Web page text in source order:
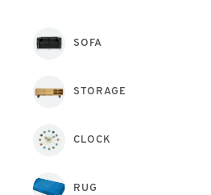
SOFA
STORAGE
CLOCK
RUG